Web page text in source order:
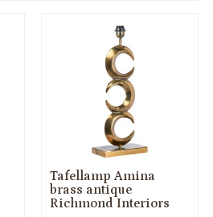
Tafellamp Amina
brass antique
Richmond Interiors